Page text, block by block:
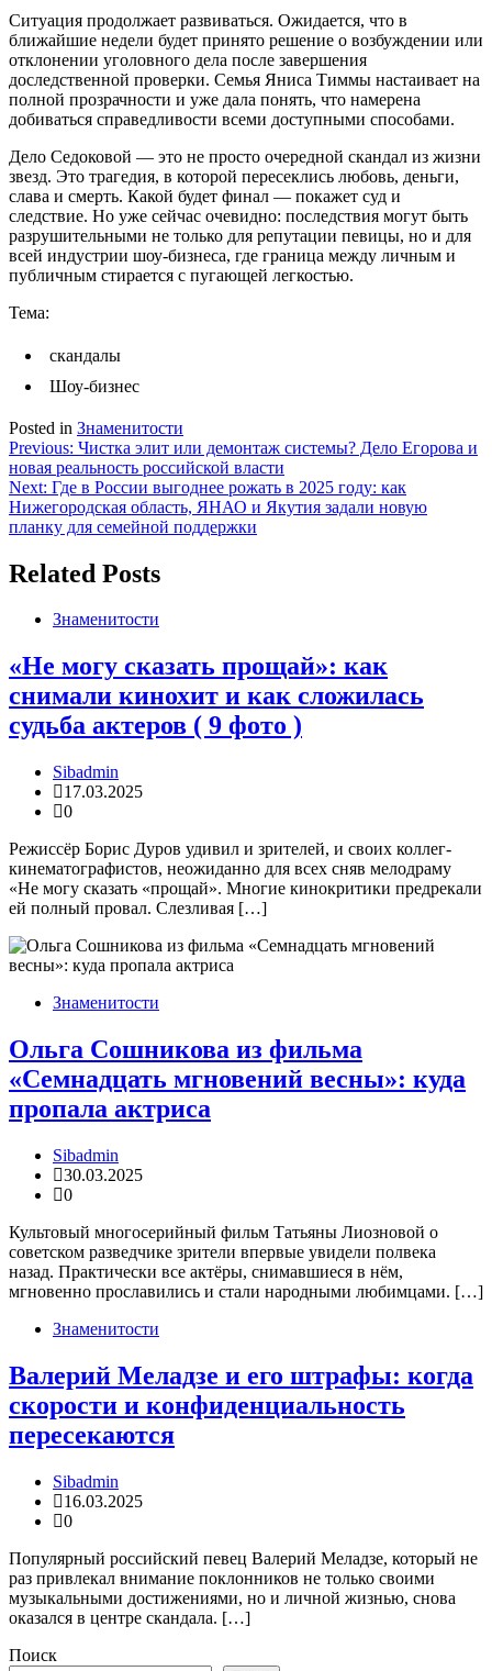
Ситуация продолжает развиваться. Ожидается, что в
ближайшие недели будет принято решение о возбуждении или
отклонении уголовного дела после завершения
доследственной проверки. Семья Яниса Тиммы настаивает на
полной прозрачности и уже дала понять, что намерена
добиваться справедливости всеми доступными способами.
Дело Седоковой — это не просто очередной скандал из жизни
звезд. Это трагедия, в которой пересеклись любовь, деньги,
слава и смерть. Какой будет финал — покажет суд и
следствие. Но уже сейчас очевидно: последствия могут быть
разрушительными не только для репутации певицы, но и для
всей индустрии шоу-бизнеса, где граница между личным и
публичным стирается с пугающей легкостью.
Тема:
скандалы
Шоу-бизнес
Posted in Знаменитости
Навигация
по
записям
Previous: Чистка элит или демонтаж системы? Дело Егорова и
новая реальность российской власти
Next: Где в России выгоднее рожать в 2025 году: как
Нижегородская область, ЯНАО и Якутия задали новую
планку для семейной поддержки
Related Posts
Знаменитости
«Не могу сказать прощай»: как
снимали кинохит и как сложилась
судьба актеров ( 9 фото )
Sibadmin
17.03.2025
0
Режиссёр Борис Дуров удивил и зрителей, и своих коллег-
кинематографистов, неожиданно для всех сняв мелодраму
«Не могу сказать «прощай». Многие кинокритики предрекали
ей полный провал. Слезливая […]
Знаменитости
Ольга Сошникова из фильма
«Семнадцать мгновений весны»: куда
пропала актриса
Sibadmin
30.03.2025
0
Культовый многосерийный фильм Татьяны Лиозновой о
советском разведчике зрители впервые увидели полвека
назад. Практически все актёры, снимавшиеся в нём,
мгновенно прославились и стали народными любимцами. […]
Знаменитости
Валерий Меладзе и его штрафы: когда
скорости и конфиденциальность
пересекаются
Sibadmin
16.03.2025
0
Популярный российский певец Валерий Меладзе, который не
раз привлекал внимание поклонников не только своими
музыкальными достижениями, но и личной жизнью, снова
оказался в центре скандала. […]
Поиск